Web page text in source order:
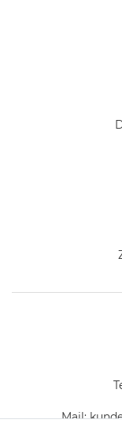
Mail: